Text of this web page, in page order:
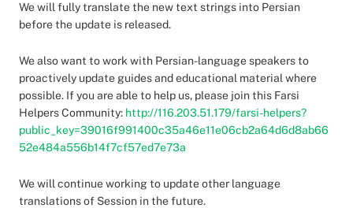
We will fully translate the new text strings into Persian
before the update is released.
We also want to work with Persian-language speakers to
proactively update guides and educational material where
possible. If you are able to help us, please join this Farsi
Helpers Community: http://116.203.51.179/farsi-helpers?
public_key=39016f991400c35a46e11e06cb2a64d6d8ab66
52e484a556b14f7cf57ed7e73a
We will continue working to update other language
translations of Session in the future.